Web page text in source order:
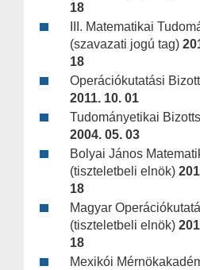
18
III. Matematikai
(szavazati jogú tag)
18
Operációkutatási
2011. 10. 01
Tudományetikai
2004. 05. 03
Bolyai János
(tiszteletbeli elnök)
18
Magyar
(tiszteletbeli elnök)
18
Mexikói